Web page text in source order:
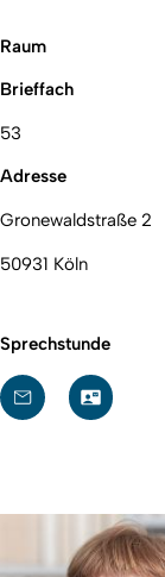
Raum
Brieffach
53
Adresse
Gronewaldstraße 2
50931 Köln
Sprechstunde